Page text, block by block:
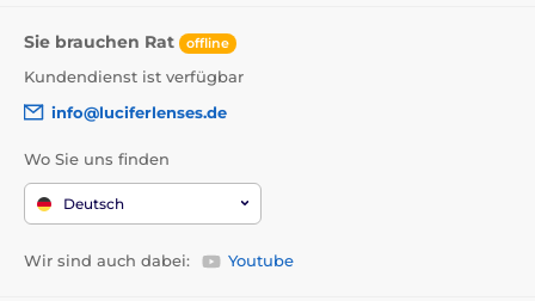
Sie brauchen Rat offline
Kundendienst ist verfügbar
info@luciferlenses.de
Wo Sie uns finden
Deutsch
Wir sind auch dabei: Youtube